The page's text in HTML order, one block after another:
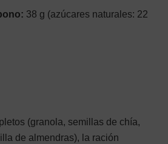
38 g (azúcares naturales: 22
(granola, semillas de chía,
de almendras), la ración